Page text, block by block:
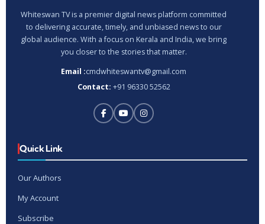
Whiteswan TV is a premier digital news platform committed
to delivering accurate, timely, and unbiased news to our
global audience. With a focus on Kerala and India, we bring
you closer to the stories that matter.
Email :cmdwhiteswantv@gmail.com
Contact: +91 96330 52562
Quick Link
Our Authors
My Account
Subscribe